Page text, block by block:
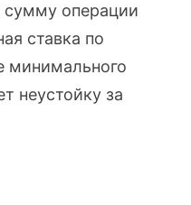
сумму операции
ставка по
минимального
неустойку за